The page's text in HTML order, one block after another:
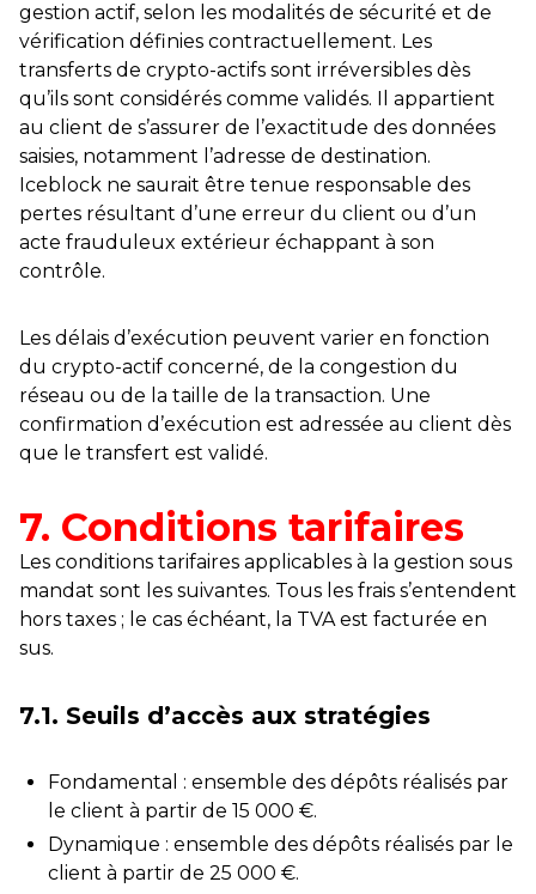
gestion actif, selon les modalités de sécurité et de
vérification définies contractuellement. Les
transferts de crypto-actifs sont irréversibles dès
qu’ils sont considérés comme validés. Il appartient
au client de s’assurer de l’exactitude des données
saisies, notamment l’adresse de destination.
Iceblock ne saurait être tenue responsable des
pertes résultant d’une erreur du client ou d’un
acte frauduleux extérieur échappant à son
contrôle.
Les délais d’exécution peuvent varier en fonction
du crypto-actif concerné, de la congestion du
réseau ou de la taille de la transaction. Une
confirmation d’exécution est adressée au client dès
que le transfert est validé.
7. Conditions tarifaires
Les conditions tarifaires applicables à la gestion sous
mandat sont les suivantes. Tous les frais s’entendent
hors taxes ; le cas échéant, la TVA est facturée en
sus.
7.1. Seuils d’accès aux stratégies
Fondamental : ensemble des dépôts réalisés par
le client à partir de 15 000 €.
Dynamique : ensemble des dépôts réalisés par le
client à partir de 25 000 €.